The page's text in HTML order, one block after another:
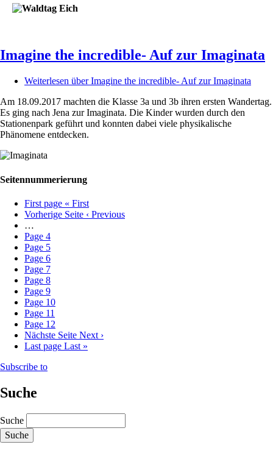
Imagine the incredible- Auf zur Imaginata
Weiterlesen über Imagine the incredible- Auf zur Imaginata
Am 18.09.2017 machten die Klasse 3a und 3b ihren ersten Wandertag.
Es ging nach Jena zur Imaginata. Die Kinder wurden durch den
Stationenpark geführt und konnten dabei viele physikalische
Phänomene entdecken.
Seitennummerierung
First page « First
Vorherige Seite ‹ Previous
…
Page 4
Page 5
Page 6
Page 7
Page 8
Page 9
Page 10
Page 11
Page 12
Nächste Seite Next ›
Last page Last »
Subscribe to
Suche
Suche